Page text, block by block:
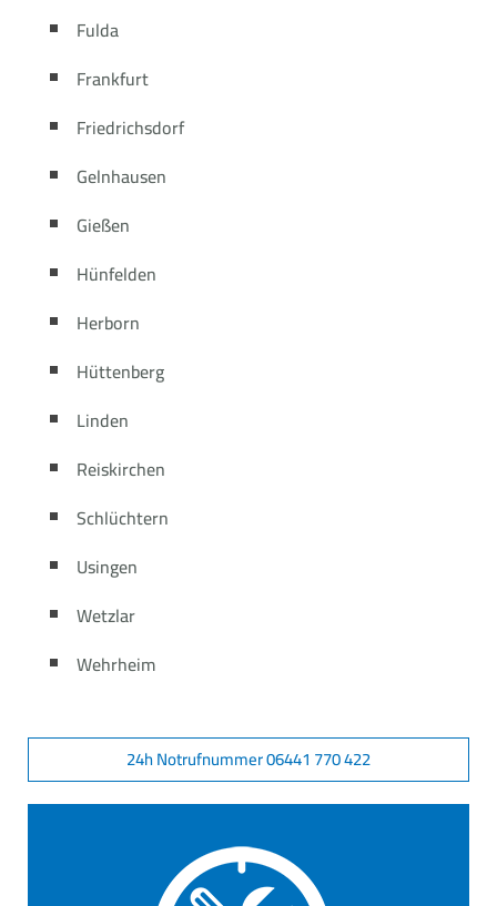
Fulda
Frankfurt
Friedrichsdorf
Gelnhausen
Gießen
Hünfelden
Herborn
Hüttenberg
Linden
Reiskirchen
Schlüchtern
Usingen
Wetzlar
Wehrheim
24h Notrufnummer 06441 770 422